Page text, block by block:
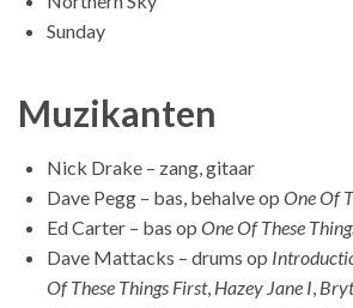
Sunday
Muzikanten
Nick Drake – zang, gitaar
Dave Pegg – bas, behalve op One Of
Ed Carter – bas op One Of These
Dave Mattacks – drums op
Of These Things First, Hazey Jane I,